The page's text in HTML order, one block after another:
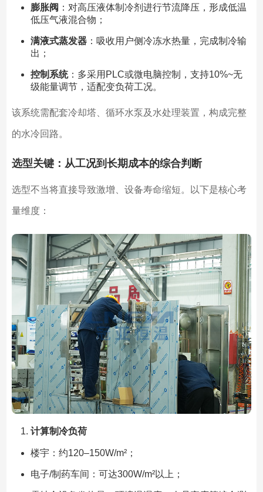
膨胀阀 ：对高压液体制冷剂进行节流降压，形成低温
低压气液混合物；
满液式蒸发器：吸收用户侧冷冻水热量，完成制冷输
出；
控制系统：多采用PLC或微电脑控制，支持10%~无
级能量调节，适配变负荷工况。
该系统需配套冷却塔、循环水泵及水处理装置，构成完整
的水冷回路。
选型关键：从工况到长期成本的综合判断
选型不当将直接导致激增、设备寿命缩短。以下是核心考
量维度：
计算制冷负荷
楼宇：约120–150W/m²；
电子/制药车间：可达300W/m²以上；